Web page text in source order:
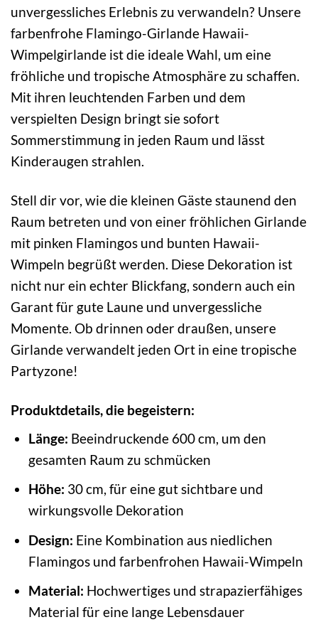
unvergessliches Erlebnis zu verwandeln? Unsere
farbenfrohe Flamingo-Girlande Hawaii-
Wimpelgirlande ist die ideale Wahl, um eine
fröhliche und tropische Atmosphäre zu schaffen.
Mit ihren leuchtenden Farben und dem
verspielten Design bringt sie sofort
Sommerstimmung in jeden Raum und lässt
Kinderaugen strahlen.
Stell dir vor, wie die kleinen Gäste staunend den
Raum betreten und von einer fröhlichen Girlande
mit pinken Flamingos und bunten Hawaii-
Wimpeln begrüßt werden. Diese Dekoration ist
nicht nur ein echter Blickfang, sondern auch ein
Garant für gute Laune und unvergessliche
Momente. Ob drinnen oder draußen, unsere
Girlande verwandelt jeden Ort in eine tropische
Partyzone!
Produktdetails, die begeistern:
Länge: Beeindruckende 600 cm, um den
gesamten Raum zu schmücken
Höhe: 30 cm, für eine gut sichtbare und
wirkungsvolle Dekoration
Design: Eine Kombination aus niedlichen
Flamingos und farbenfrohen Hawaii-Wimpeln
Material: Hochwertiges und strapazierfähiges
Material für eine lange Lebensdauer